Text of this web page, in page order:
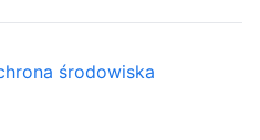
środowiska